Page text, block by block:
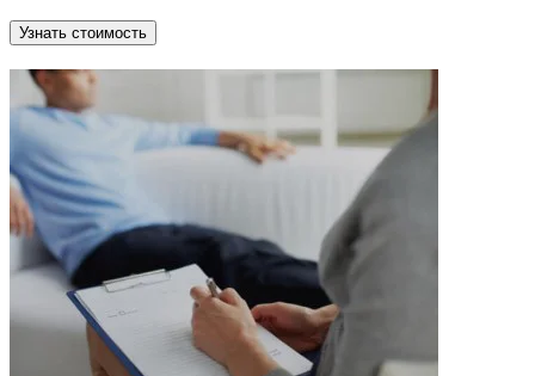
Узнать стоимость